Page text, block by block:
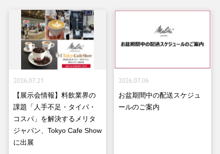
2026.07.21
【展示会情報】料飲業界の
課題「人手不足・タイパ・
コスパ」を解決するメリタ
ジャパン、Tokyo Cafe Show
に出展
2026.07.06
お盆期間中の配送スケジュ
ールのご案内